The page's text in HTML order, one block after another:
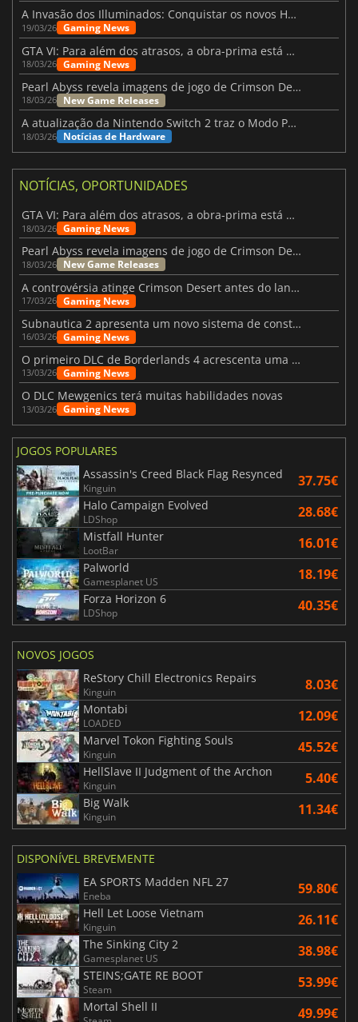
A Invasão dos Illuminados: Conquistar os novos Helldivers 2 Atualização!
19/03/26 Gaming News
GTA VI: Para além dos atrasos, a obra-prima está quase a chegar
18/03/26 Gaming News
Pearl Abyss revela imagens de jogo de Crimson Desert para a PS5
18/03/26 New Game Releases
A atualização da Nintendo Switch 2 traz o Modo Portátil aos jogos mais antigos da Switch
18/03/26 Notícias de Hardware
NOTÍCIAS, OPORTUNIDADES
GTA VI: Para além dos atrasos, a obra-prima está quase a chegar
18/03/26 Gaming News
Pearl Abyss revela imagens de jogo de Crimson Desert para a PS5
18/03/26 New Game Releases
A controvérsia atinge Crimson Desert antes do lançamento
17/03/26 Gaming News
Subnautica 2 apresenta um novo sistema de construção de bases
16/03/26 Gaming News
O primeiro DLC de Borderlands 4 acrescenta uma nova personagem e muito mais
13/03/26 Gaming News
O DLC Mewgenics terá muitas habilidades novas
13/03/26 Gaming News
JOGOS POPULARES
Assassin's Creed Black Flag Resynced
Kinguin 37.75€
Halo Campaign Evolved
LDShop 28.68€
Mistfall Hunter
LootBar 16.01€
Palworld
Gamesplanet US 18.19€
Forza Horizon 6
LDShop 40.35€
NOVOS JOGOS
ReStory Chill Electronics Repairs
Kinguin 8.03€
Montabi
LOADED 12.09€
Marvel Tokon Fighting Souls
Kinguin 45.52€
HellSlave II Judgment of the Archon
Kinguin 5.40€
Big Walk
Kinguin 11.34€
DISPONÍVEL BREVEMENTE
EA SPORTS Madden NFL 27
Eneba 59.80€
Hell Let Loose Vietnam
Kinguin 26.11€
The Sinking City 2
Gamesplanet US 38.98€
STEINS;GATE RE BOOT
Steam 53.99€
Mortal Shell II 49.99€